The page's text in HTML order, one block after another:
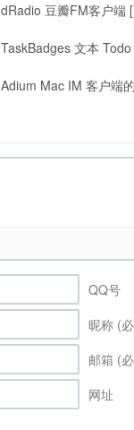
dRadio 豆瓣FM客户端
TaskBadges 文本
Adium Mac IM 客户端
QQ号
昵称 (
邮箱 (
网址